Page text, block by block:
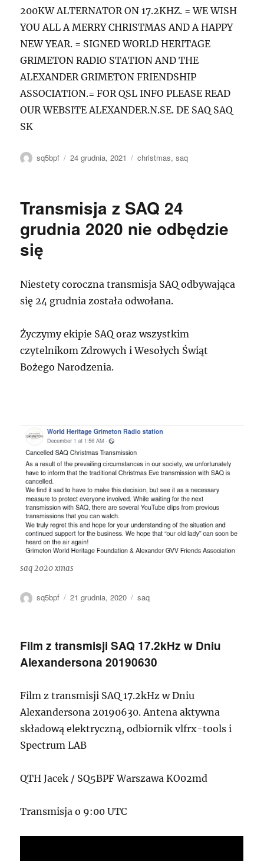
200KW ALTERNATOR ON 17.2KHZ. = WE WISH
YOU ALL A MERRY CHRISTMAS AND A HAPPY
NEW YEAR. = SIGNED WORLD HERITAGE
GRIMETON RADIO STATION AND THE
ALEXANDER GRIMETON FRIENDSHIP
ASSOCIATION.= FOR QSL INFO PLEASE READ
OUR WEBSITE ALEXANDER.N.SE. DE SAQ SAQ
SK
Autor
sq5bpf
Data
24 grudnia, 2021 Tagi
christmas,saq
Transmisja z SAQ 24
grudnia 2020 nie odbędzie
się
Niestety coroczna transmisja SAQ odbywająca
się 24 grudnia została odwołana.
Życzymy ekipie SAQ oraz wszystkim
czytelnikom Zdrowych i Wesołych Świąt
Bożego Narodzenia.
saq 2020 xmas
Autor
sq5bpf
Data
21 grudnia, 2020 Tagi
saq
Film z transmisji SAQ 17.2kHz w Dniu
Alexandersona 20190630
Film z transmisji SAQ 17.2kHz w Dniu
Alexandersona 20190630. Antena aktywna
składową elektryczną, odbiornik vlfrx-tools i
Spectrum LAB
QTH Jacek / SQ5BPF Warszawa KO02md
Transmisja o 9:00 UTC